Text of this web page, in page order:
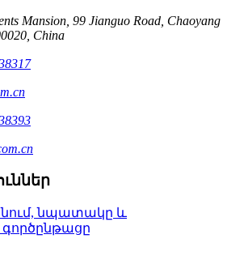
Mansion, 99 Jianguo Road, Chaoyang
China